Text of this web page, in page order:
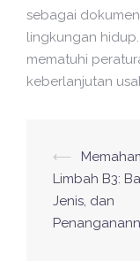
sebagai
lingkungan
mematuhi
keberlanjutan
Post
⟵
Limbah B3:
Jenis, dan